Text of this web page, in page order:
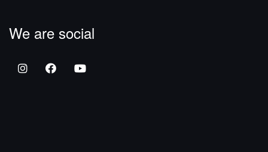
We are social